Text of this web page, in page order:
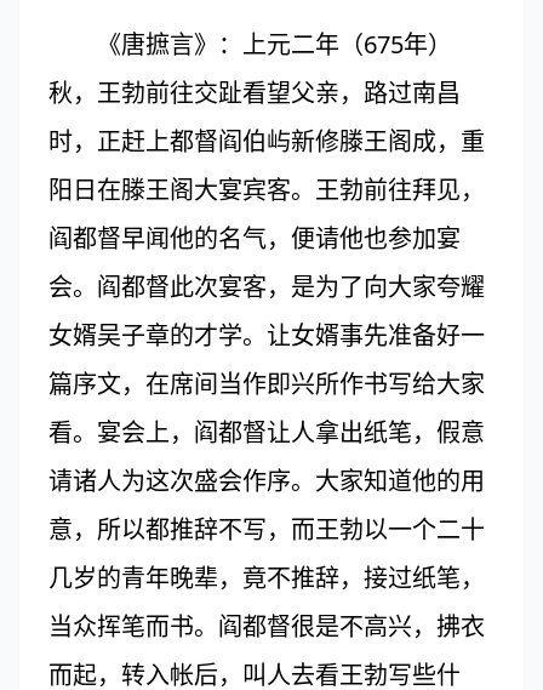
《唐摭言》：上元二年（675年）
秋，王勃前往交趾看望父亲，路过南昌
时，正赶上都督阎伯屿新修滕王阁成，重
阳日在滕王阁大宴宾客。王勃前往拜见，
阎都督早闻他的名气，便请他也参加宴
会。阎都督此次宴客，是为了向大家夸耀
女婿吴子章的才学。让女婿事先准备好一
篇序文，在席间当作即兴所作书写给大家
看。宴会上，阎都督让人拿出纸笔，假意
请诸人为这次盛会作序。大家知道他的用
意，所以都推辞不写，而王勃以一个二十
几岁的青年晚辈，竟不推辞，接过纸笔，
当众挥笔而书。阎都督很是不高兴，拂衣
而起，转入帐后，叫人去看王勃写些什